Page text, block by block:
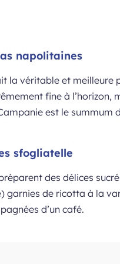
napolitaines
la véritable et
fine à
est le summum
sfogliatelle
des délices
garnies de ricotta à la
d’un café.